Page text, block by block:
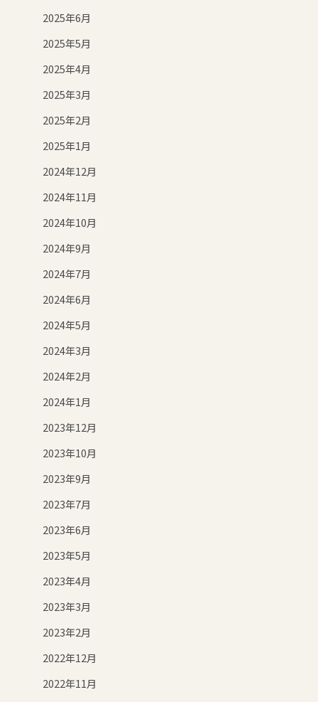
2025年6月
2025年5月
2025年4月
2025年3月
2025年2月
2025年1月
2024年12月
2024年11月
2024年10月
2024年9月
2024年7月
2024年6月
2024年5月
2024年3月
2024年2月
2024年1月
2023年12月
2023年10月
2023年9月
2023年7月
2023年6月
2023年5月
2023年4月
2023年3月
2023年2月
2022年12月
2022年11月